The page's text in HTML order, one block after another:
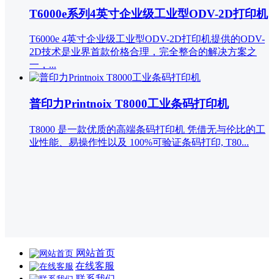
T6000e系列4英寸企业级工业型ODV-2D打印机
T6000e 4英寸企业级工业型ODV-2D打印机提供的ODV-
2D技术是业界首款价格合理，完全整合的解决方案之
一，...
普印力Printnoix T8000工业条码打印机
T8000 是一款优质的高端条码打印机 凭借无与伦比的工
业性能、易操作性以及 100%可验证条码打印, T80...
网站首页
在线客服